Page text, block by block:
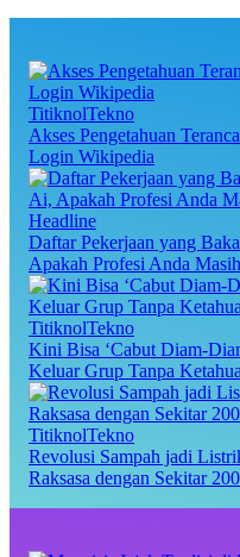
TitiknolTekno
Akses Pengetahuan
Login Wikipedia
Headline
Daftar Pekerjaan yang
Apakah Profesi Anda
TitiknolTekno
Kini Bisa ‘Cabut Diam-
Keluar Grup Tanpa
TitiknolTekno
Revolusi Sampah jadi
Raksasa dengan Sekitar